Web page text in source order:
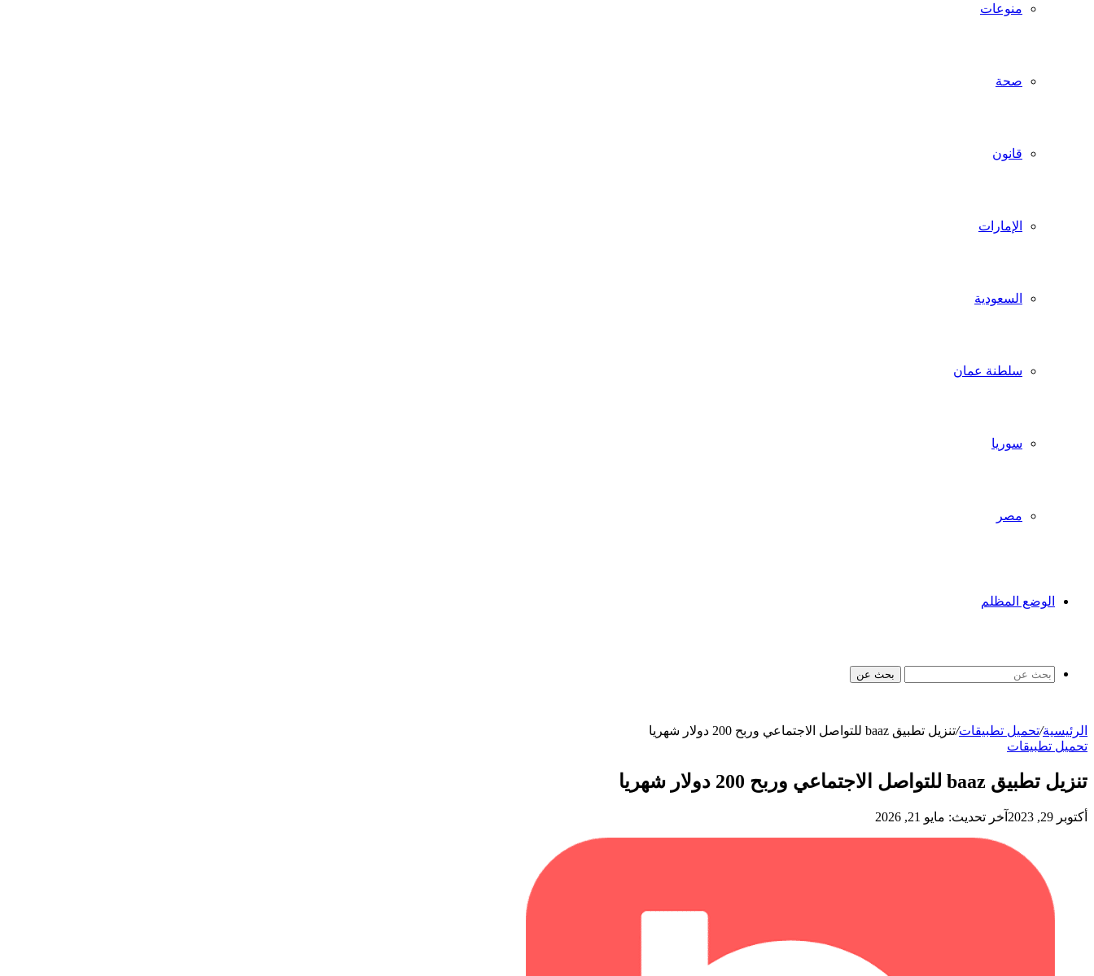
منوعات
صحة
قانون
الإمارات
السعودية
سلطنة عمان
سوريا
مصر
الوضع المظلم
بحث عن
الرئيسية/تحميل تطبيقات/تنزيل تطبيق baaz للتواصل الاجتماعي وربح 200 دولار شهريا
تحميل تطبيقات
تنزيل تطبيق baaz للتواصل الاجتماعي وربح 200 دولار شهريا
أكتوبر 29, 2023 آخر تحديث: مايو 21, 2026